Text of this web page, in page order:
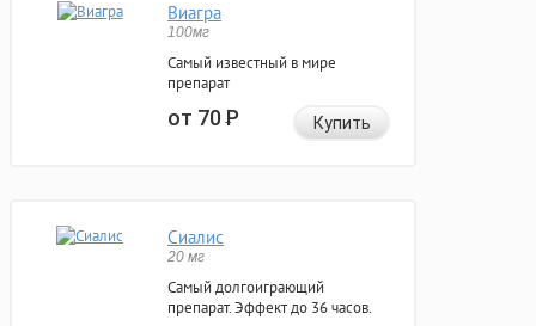
Виагра
100мг
Самый известный в мире
препарат
от 70Р Купить
Сиалис
20 мг
Самый долгоиграющий
препарат. Эффект до 36 часов.